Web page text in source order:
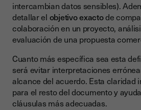
intercambian datos sensibles).
detallar el objetivo exactode
colaboración en un proyecto,
evaluación de una propuesta
Cuanto más específica sea esta
será evitar interpretaciones
alcance del acuerdo. Esta claridad
para el resto del documento y
cláusulas más adecuadas.